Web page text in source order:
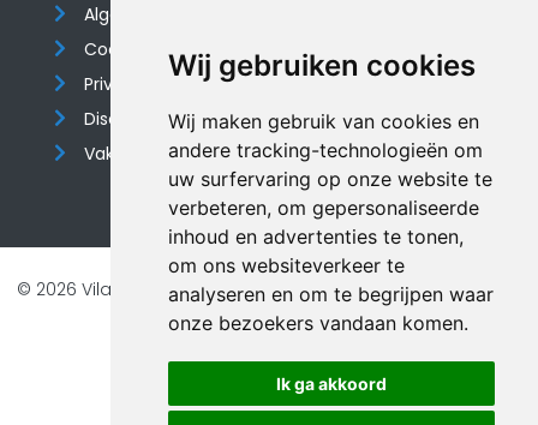
Wij gebruiken cookies
Wij maken gebruik van cookies en
andere tracking-technologieën om
uw surfervaring op onze website te
verbeteren, om gepersonaliseerde
inhoud en advertenties te tonen,
om ons websiteverkeer te
analyseren en om te begrijpen waar
onze bezoekers vandaan komen.
Ik ga akkoord
Algemene voorwaarden
Cookieverklaring
Privacyverklaring
Disclaimer
Vakantiehuis website
© 2026 Vilando Vakantiehuizen |Website door FalcoTravel
Veilig online betalen met